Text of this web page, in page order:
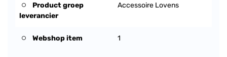
Product groep
leverancier
Accessoire Lovens
Webshop item 1